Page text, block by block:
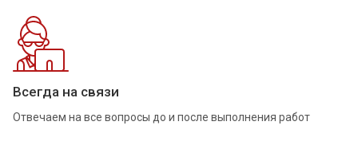
Всегда на связи
Отвечаем на все вопросы до и после выполнения работ